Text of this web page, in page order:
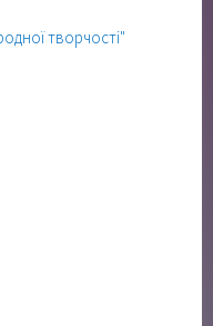
творчості"